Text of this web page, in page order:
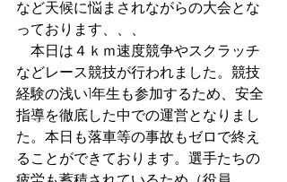
など天候に悩まされながらの大会とな
っております、、、
本日は４ｋｍ速度競争やスクラッチ
などレース競技が行われました。競技
経験の浅い1年生も参加するため、安全
指導を徹底した中での運営となりまし
た。本日も落車等の事故もゼロで終え
ることができております。選手たちの